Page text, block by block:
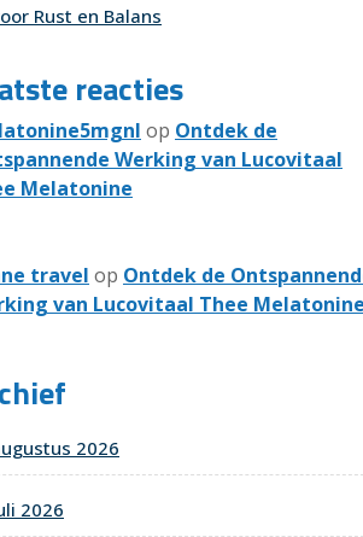
Rust en Balans
reacties
op Ontdek de
Werking van Lucovitaal
Melatonine
travel op Ontdek de
van Lucovitaal Thee Melatonine
2026
2026